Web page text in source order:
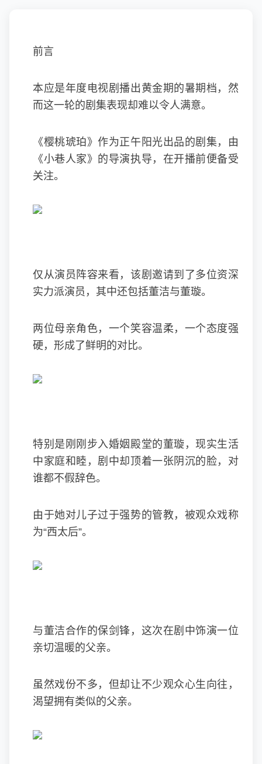
前言
本应是年度电视剧播出黄金期的暑期档，然
而这一轮的剧集表现却难以令人满意。
《樱桃琥珀》作为正午阳光出品的剧集，由
《小巷人家》的导演执导，在开播前便备受
关注。
仅从演员阵容来看，该剧邀请到了多位资深
实力派演员，其中还包括董洁与董璇。
两位母亲角色，一个笑容温柔，一个态度强
硬，形成了鲜明的对比。
特别是刚刚步入婚姻殿堂的董璇，现实生活
中家庭和睦，剧中却顶着一张阴沉的脸，对
谁都不假辞色。
由于她对儿子过于强势的管教，被观众戏称
为“西太后”。
与董洁合作的保剑锋，这次在剧中饰演一位
亲切温暖的父亲。
虽然戏份不多，但却让不少观众心生向往，
渴望拥有类似的父亲。